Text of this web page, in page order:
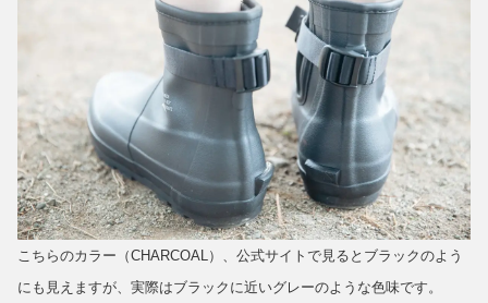
こちらのカラー（CHARCOAL）、公式サイトで見るとブラックのよう
にも見えますが、実際はブラックに近いグレーのような色味です。